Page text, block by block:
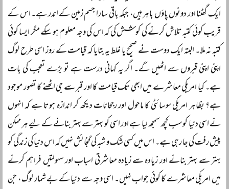
ایک گھٹنا اور دونوں پاؤں باہر ہیں، جبکہ باقی سارا جسم زمین کے اندر ہے۔ اس کے
قریب کوئی کتبہ تلاش کرنے کی کوشش کی کہ اس کی وجہ معلوم ہو سکے مگر ایسا کوئی
کتبہ نہ ملا۔ البتہ ایک دوست نے صحیح یا غلط یہ بتایا کہ قیامت کے روز اسی طرح لوگ
اپنی اپنی قبروں سے اٹھیں گے۔ اگر یہ کہانی درست ہے تو بڑے تعجب کی بات
ہے۔ کیا امریکی معاشرے میں ابھی تک قیامت کا اور قبر سے جی اٹھنے کا تصور موجود
ہے؟ بظاہر امریکی سوسائٹی کا ماحول اور رجحانات دیکھ کر اندازہ ہوتا ہے کہ انہوں
نے اسی دنیا کو سب کچھ سمجھ لیا ہے اور اسی کو بہتر سے بہتر بنانے کے لیے ہر ممکن
پیش رفت کی جا رہی ہے۔ اس میں کسی شک و شبہ کی گنجائش نہیں کہ اس دنیا کی زندگی کو
بہتر سے بہتر بنانے اور زیادہ سے زیادہ معاشرتی اسباب اور سہولتیں فراہم کرنے
میں امریکی معاشرے کا کوئی جواب نہیں۔ اسی وجہ سے دنیا کے بے شمار لوگ ، جن